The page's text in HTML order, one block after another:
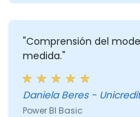
"Comprensión del
medida."
Daniela Beres - Unicredit
Power BI Basic